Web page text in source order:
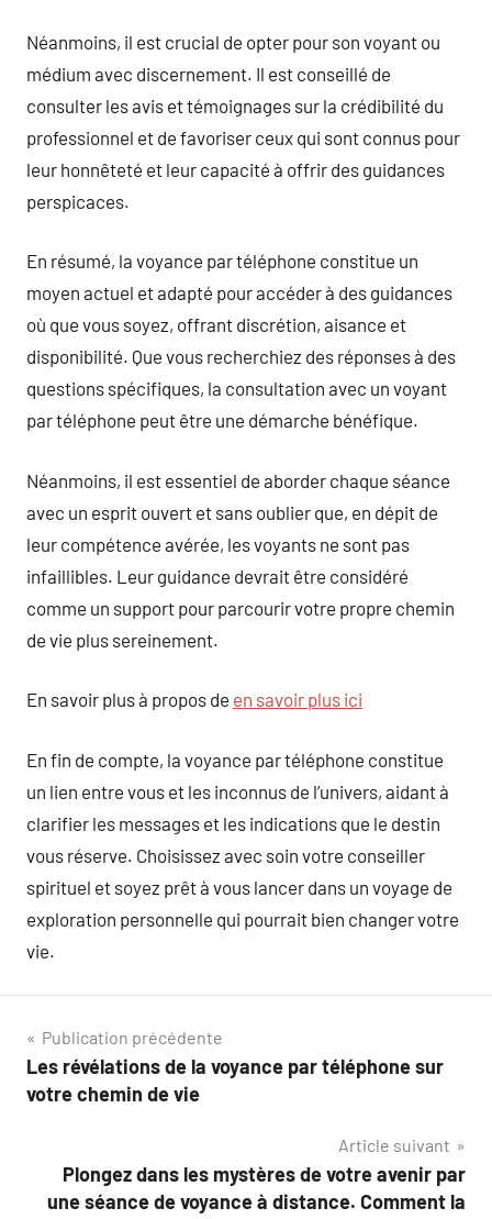
Néanmoins, il est crucial de opter pour son voyant ou
médium avec discernement. Il est conseillé de
consulter les avis et témoignages sur la crédibilité du
professionnel et de favoriser ceux qui sont connus pour
leur honnêteté et leur capacité à offrir des guidances
perspicaces.
En résumé, la voyance par téléphone constitue un
moyen actuel et adapté pour accéder à des guidances
où que vous soyez, offrant discrétion, aisance et
disponibilité. Que vous recherchiez des réponses à des
questions spécifiques, la consultation avec un voyant
par téléphone peut être une démarche bénéfique.
Néanmoins, il est essentiel de aborder chaque séance
avec un esprit ouvert et sans oublier que, en dépit de
leur compétence avérée, les voyants ne sont pas
infaillibles. Leur guidance devrait être considéré
comme un support pour parcourir votre propre chemin
de vie plus sereinement.
En savoir plus à propos de en savoir plus ici
En fin de compte, la voyance par téléphone constitue
un lien entre vous et les inconnus de l’univers, aidant à
clarifier les messages et les indications que le destin
vous réserve. Choisissez avec soin votre conseiller
spirituel et soyez prêt à vous lancer dans un voyage de
exploration personnelle qui pourrait bien changer votre
vie.
Navigation
de
Publication précédente
Les révélations de la voyance par téléphone sur
votre chemin de vie
Article suivant
Plongez dans les mystères de votre avenir par
une séance de voyance à distance. Comment la